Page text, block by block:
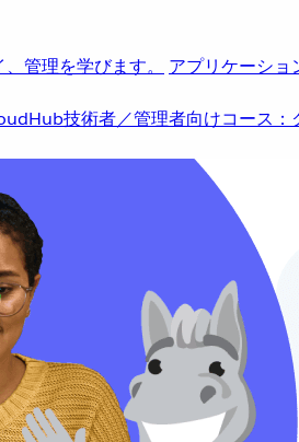
管理を学びます。 アプリケーショ
技術者／管理者向けコース